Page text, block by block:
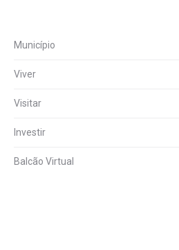
Município
Viver
Visitar
Investir
Balcão Virtual